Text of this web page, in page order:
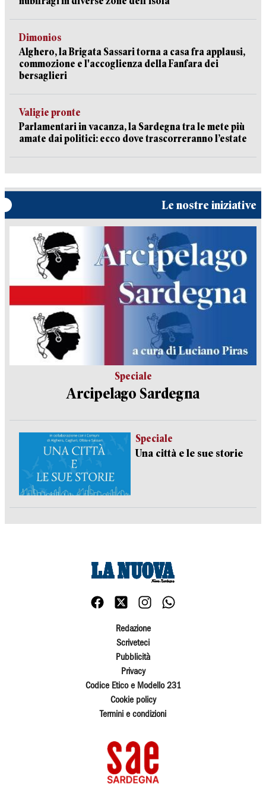
Dimonios
Alghero, la Brigata Sassari torna a casa fra applausi,
commozione e l'accoglienza della Fanfara dei
bersaglieri
Valigie pronte
Parlamentari in vacanza, la Sardegna tra le mete più
amate dai politici: ecco dove trascorreranno l’estate
Le nostre iniziative
Speciale
Arcipelago Sardegna
Speciale
Una città e le sue storie
Redazione
Scriveteci
Pubblicità
Privacy
Codice Etico e Modello 231
Cookie policy
Termini e condizioni